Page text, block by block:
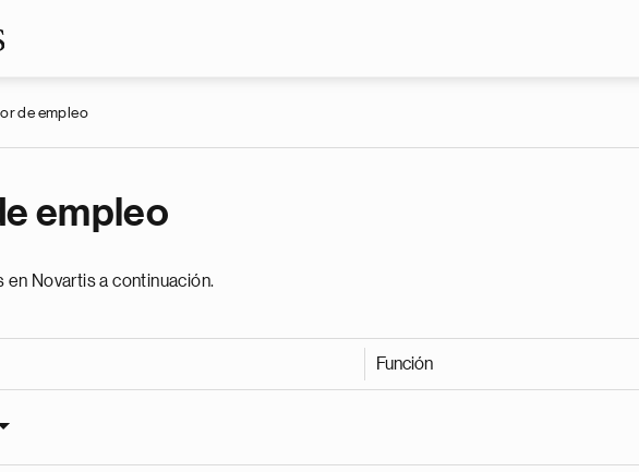
de empleo
empleo
Novartis a continuación.
Función